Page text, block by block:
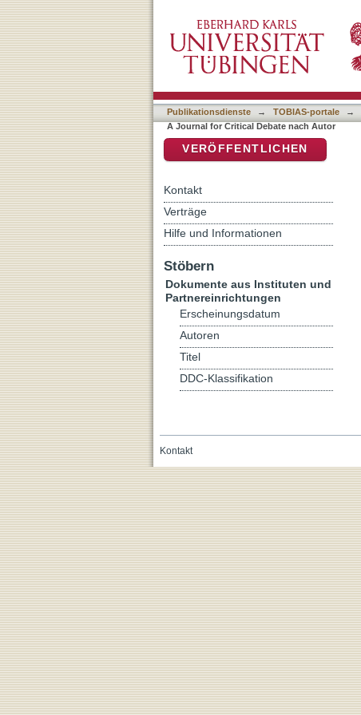
Publikationsdienste → TOBIAS-portale →
A Journal for Critical Debate nach Autor
VERÖFFENTLICHEN
Kontakt
Verträge
Hilfe und Informationen
Stöbern
Dokumente aus Instituten und
Partnereinrichtungen
Erscheinungsdatum
Autoren
Titel
DDC-Klassifikation
Kontakt